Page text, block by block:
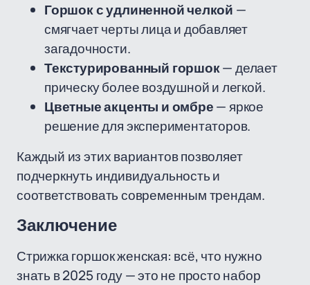
Горшок с удлиненной челкой —
смягчает черты лица и добавляет
загадочности.
Текстурированный горшок— делает
прическу более воздушной и легкой.
Цветные акценты и омбре— яркое
решение для экспериментаторов.
Каждый из этих вариантов позволяет
подчеркнуть индивидуальность и
соответствовать современным трендам.
Заключение
Стрижка горшок женская: всё, что нужно
знать в 2025 году — это не просто набор